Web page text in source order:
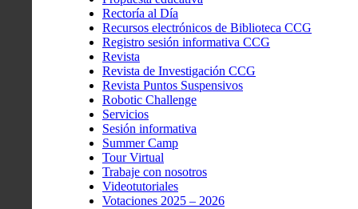
Rectoría al Día
Recursos electrónicos de Biblioteca CCG
Registro sesión informativa CCG
Revista
Revista de Investigación CCG
Revista Puntos Suspensivos
Robotic Challenge
Servicios
Sesión informativa
Summer Camp
Tour Virtual
Trabaje con nosotros
Videotutoriales
Votaciones 2025 – 2026